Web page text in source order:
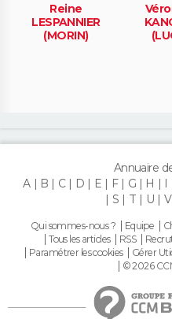
Reine
LESPANNIER
(MORIN)
Annuaire
A
B C D E F G H I
S
T U V
Qui sommes-nous ? Equipe
Tous les articles
RSS
Paramétrer les cookies
Gérer
© 2026